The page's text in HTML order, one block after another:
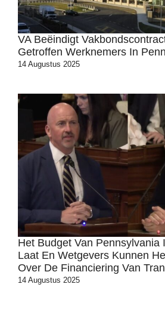
VA Beëindigt
Getroffen Werknemers In
14 Augustus 2025
Het Budget Van Pennsylvania
Laat En Wetgevers Kunnen
Over De Financiering Van
14 Augustus 2025